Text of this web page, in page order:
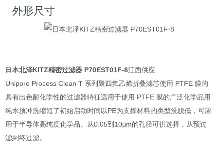
外形尺寸
日本北泽KITZ精密过滤器 P70EST01F-8江西供应
Unipore Process Clean T 系列聚四氟乙烯折叠滤芯使用 PTFE 膜的
具有出色耐化学性的过滤器特征适用于使用 PTFE 膜的广泛化学品用
纯水预冲洗缩短了初始启动时间以PE为支撑材料的类型洗脱低，可应
用于半导体高纯度化学品。从0.05到10μm的孔径可供选择，从预过
滤到终过滤。